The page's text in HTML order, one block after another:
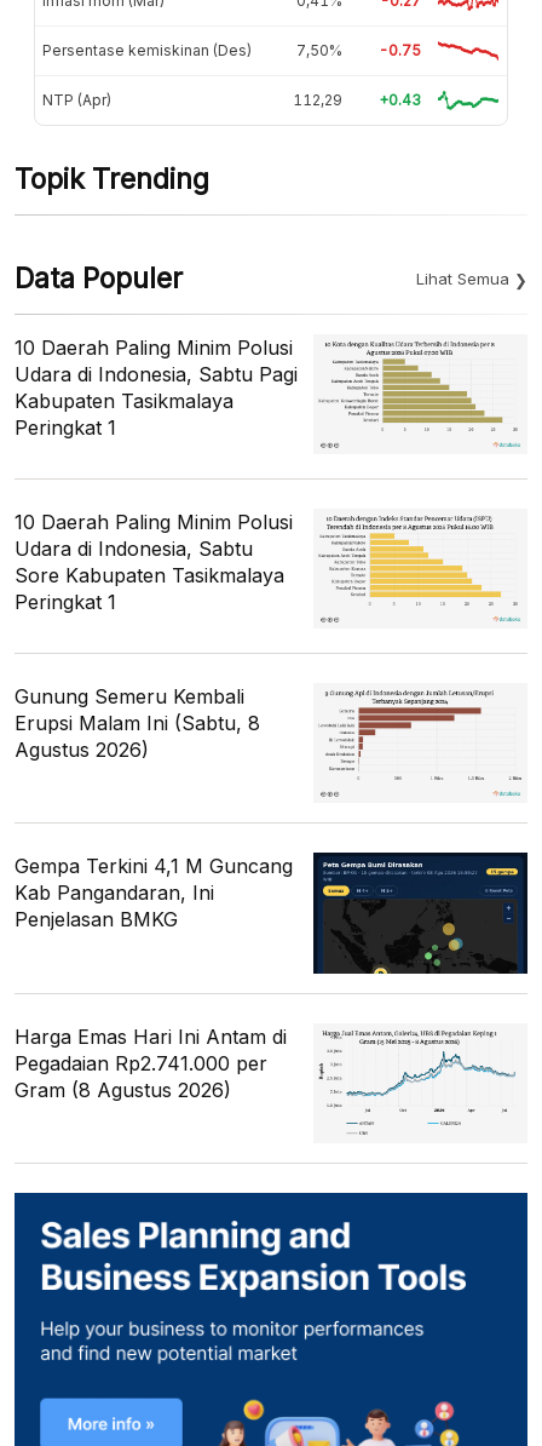
Persentase kemiskinan (Des) 7,50% -0.75
NTP (Apr) 112,29 +0.43
Topik Trending
Data Populer Lihat Semua
10 Daerah Paling Minim Polusi
Udara di Indonesia, Sabtu Pagi
Kabupaten Tasikmalaya
Peringkat 1
10 Daerah Paling Minim Polusi
Udara di Indonesia, Sabtu
Sore Kabupaten Tasikmalaya
Peringkat 1
Gunung Semeru Kembali
Erupsi Malam Ini (Sabtu, 8
Agustus 2026)
Gempa Terkini 4,1 M Guncang
Kab Pangandaran, Ini
Penjelasan BMKG
Harga Emas Hari Ini Antam di
Pegadaian Rp2.741.000 per
Gram (8 Agustus 2026)